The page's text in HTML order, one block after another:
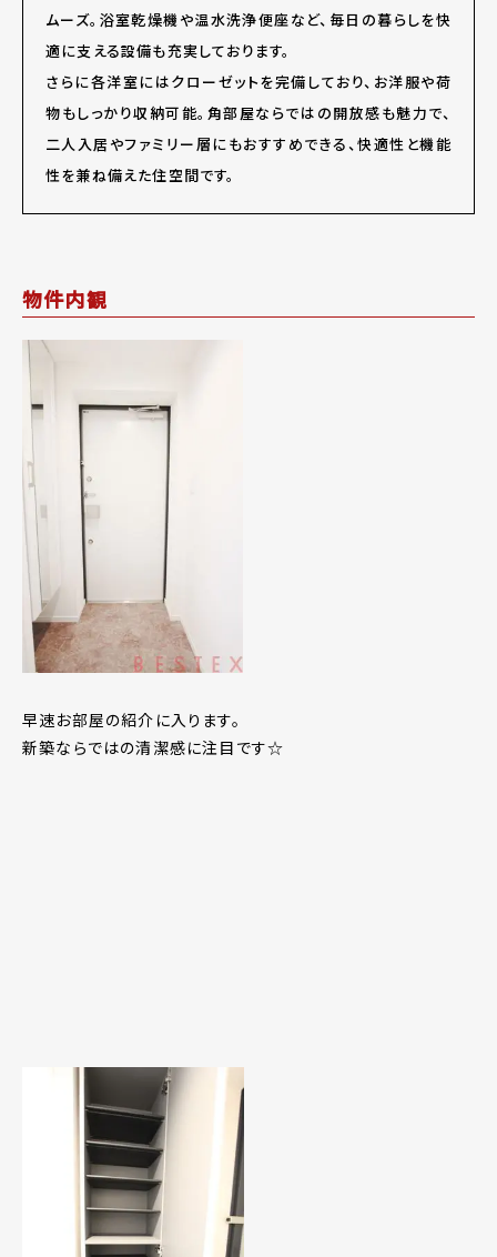
ムーズ。浴室乾燥機や温水洗浄便座など、毎日の暮らしを快
適に支える設備も充実しております。
さらに各洋室にはクローゼットを完備しており、お洋服や荷
物もしっかり収納可能。角部屋ならではの開放感も魅力で、
二人入居やファミリー層にもおすすめできる、快適性と機能
性を兼ね備えた住空間です。
物件内観
早速お部屋の紹介に入ります。
新築ならではの清潔感に注目です☆